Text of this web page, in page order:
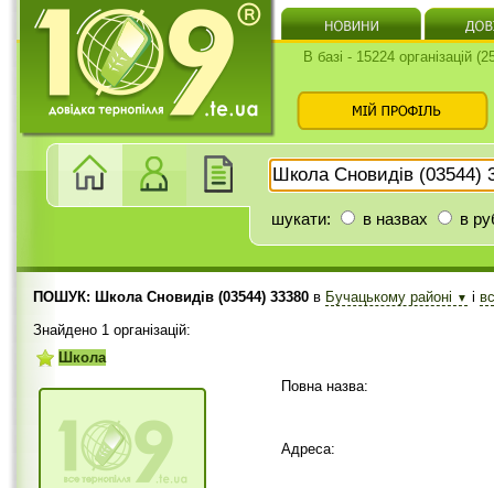
В базі - 15224 організацій
шукати: в назвах в
ПОШУК: Школа Сновидів (03544) 33380 в Бучацькому районі ▼ і
Знайдено 1 організацій:
Школа
Повна назва:
Адреса: